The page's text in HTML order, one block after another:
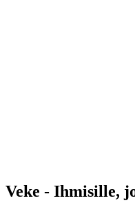
Veke - Ihmisille,